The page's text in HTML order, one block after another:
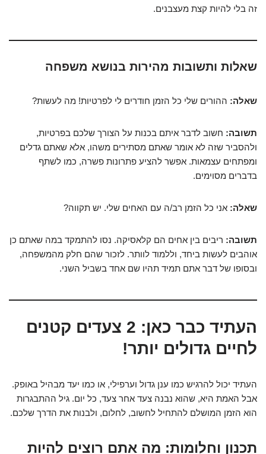
זה בלי להיות קצת מעצבנים.
שאלות ותשובות מהירות בנושא משפחה
שאלה: ההורים שלי כל הזמן חודרים לי לפרטיות! מה לעשות?
תשובה: חשוב לדבר איתם בכנות על הצורך שלכם בפרטיות,
ולהסביר שזה לא אומר שאתם מסתירים משהו, אלא שאתם גדלים
ומפתחים עצמאות. אפשר להציע פתרונות פשרה, כמו לשתף
בדברים מסוימים.
שאלה: אני כל הזמן רב/ה עם האחים שלי. יש תקווה?
תשובה: ריבים בין אחים הם קלאסיקה. נסו להתמקד במה שאתם כן
אוהבים לעשות ביחד, וללמוד לוותר. לזכור שהם חלק מהמשפחה,
ובסופו של דבר אתם תמיד תהיו שם אחד בשביל השני.
העתיד כבר כאן: 2 צעדים קטנים
לחיים גדולים יותר!
העתיד יכול להרגיש כמו ענן גדול וערפילי, או כמו יעד מבהיל באופק.
אבל האמת היא, שהוא נבנה צעד אחר צעד, כל יום. גיל ההתבגרות
הוא הזמן המושלם להתחיל לחשוב, לחלום, ולבנות את הדרך שלכם.
תכנון וחלומות: מה אתם רוצים להיות